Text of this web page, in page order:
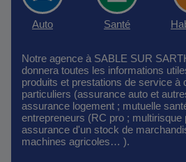
Auto Santé
Notre agence à SABLE SUR
donnera toutes les informations
produits et prestations de service à
particuliers (assurance auto et
assurance logement ; mutuelle
entrepreneurs (RC pro ; multirisque
assurance d'un stock de
machines agricoles… ).